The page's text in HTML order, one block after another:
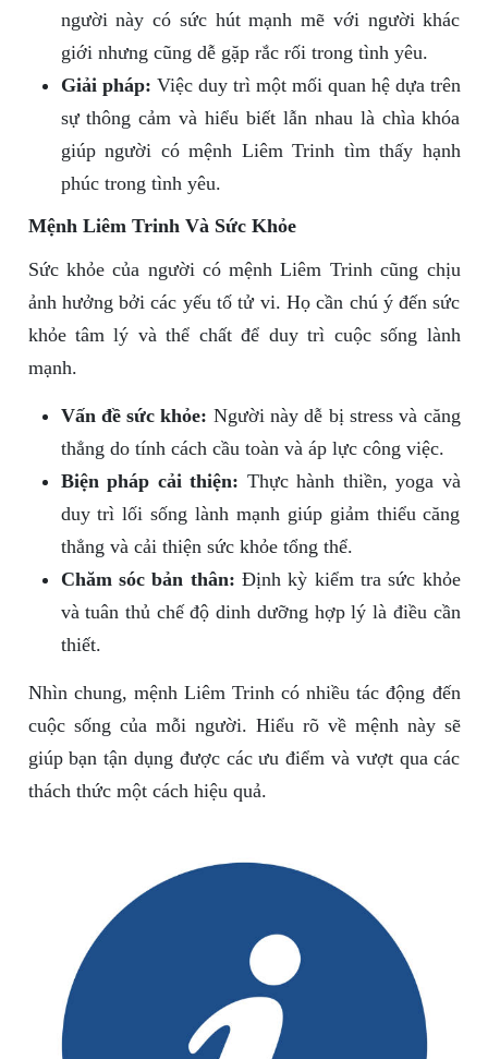
người này có sức hút mạnh mẽ với người khác
giới nhưng cũng dễ gặp rắc rối trong tình yêu.
Giải pháp: Việc duy trì một mối quan hệ dựa trên
sự thông cảm và hiểu biết lẫn nhau là chìa khóa
giúp người có mệnh Liêm Trinh tìm thấy hạnh
phúc trong tình yêu.
Mệnh Liêm Trinh Và Sức Khỏe
Sức khỏe của người có mệnh Liêm Trinh cũng chịu
ảnh hưởng bởi các yếu tố tử vi. Họ cần chú ý đến sức
khỏe tâm lý và thể chất để duy trì cuộc sống lành
mạnh.
Vấn đề sức khỏe: Người này dễ bị stress và căng
thẳng do tính cách cầu toàn và áp lực công việc.
Biện pháp cải thiện: Thực hành thiền, yoga và
duy trì lối sống lành mạnh giúp giảm thiểu căng
thẳng và cải thiện sức khỏe tổng thể.
Chăm sóc bản thân: Định kỳ kiểm tra sức khỏe
và tuân thủ chế độ dinh dưỡng hợp lý là điều cần
thiết.
Nhìn chung, mệnh Liêm Trinh có nhiều tác động đến
cuộc sống của mỗi người. Hiểu rõ về mệnh này sẽ
giúp bạn tận dụng được các ưu điểm và vượt qua các
thách thức một cách hiệu quả.